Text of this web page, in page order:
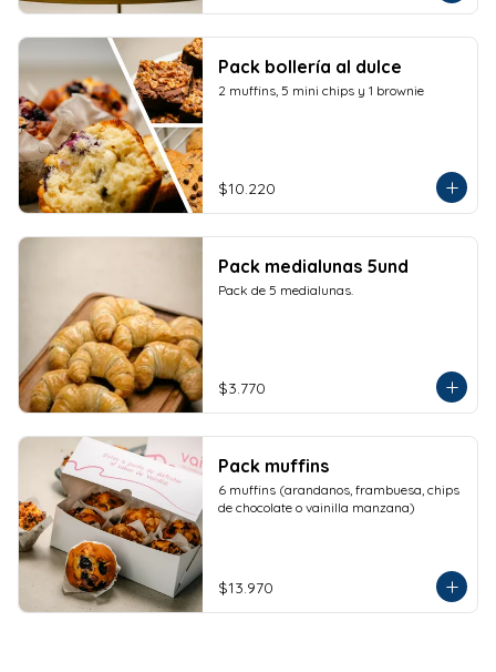
Pack bollería al dulce
2 muffins, 5 mini chips y 1 brownie
$10.220
Pack medialunas 5und
Pack de 5 medialunas.
$3.770
Pack muffins
6 muffins (arandanos, frambuesa, chips
de chocolate o vainilla manzana)
$13.970